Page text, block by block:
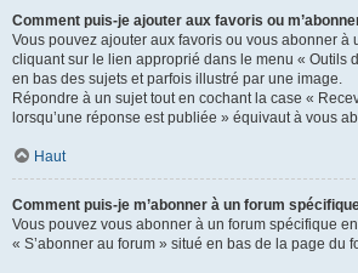
Comment puis-je ajouter aux favoris ou
Vous pouvez ajouter aux favoris ou vous abonner à
cliquant sur le lien approprié dans le menu « Outils
en bas des sujets et parfois illustré par une image.
Répondre à un sujet tout en cochant la case «
lorsqu’une réponse est publiée » équivaut à vous
Haut
Comment puis-je m’abonner à un forum
Vous pouvez vous abonner à un forum spécifique
« S’abonner au forum » situé en bas de la page du